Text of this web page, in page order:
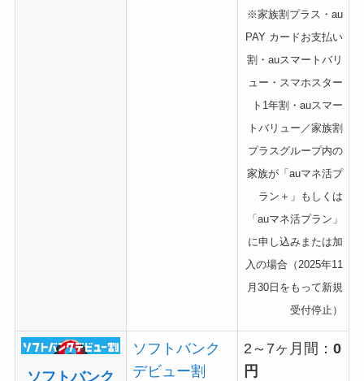
※家族割プラス ・ au
PAY カードお支払い
割・auスマートバリ
ュー・スマホスター
ト1年割・ auスマー
トバリュー／家族割
プラスグループ内の
家族が「auマネ活プ
ラン＋」もしくは
「auマネ活プラン」
に申し込みまたは加
入の場合（2025年11
月30日をもって新規
受付停止）
ソフトバンク
ソフトバンク
デビュー割
2～7ヶ月間：0
円